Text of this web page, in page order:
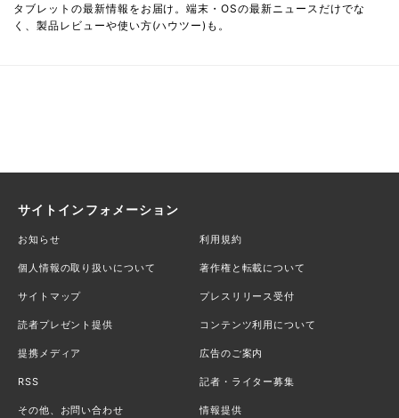
タブレットの最新情報をお届け。端末・OSの最新ニュースだけでな
く、製品レビューや使い方(ハウツー)も。
サイトインフォメーション
お知らせ 利用規約
個人情報の取り扱いについて 著作権と転載について
サイトマップ プレスリリース受付
読者プレゼント提供 コンテンツ利用について
提携メディア 広告のご案内
RSS 記者・ライター募集
その他、お問い合わせ 情報提供